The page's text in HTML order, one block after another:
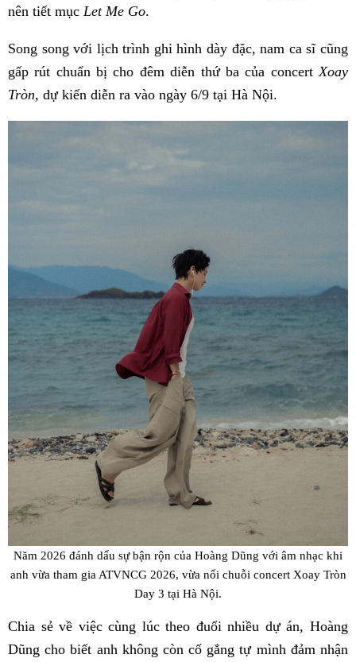
nên tiết mục Let Me Go.
Song song với lịch trình ghi hình dày đặc, nam ca sĩ cũng
gấp rút chuẩn bị cho đêm diễn thứ ba của concertXoay
Tròn, dự kiến diễn ra vào ngày 6/9 tại Hà Nội.
Năm 2026 đánh dấu sự bận rộn của Hoàng Dũng với âm nhạc khi
anh vừa tham gia ATVNCG 2026, vừa nối chuỗi concert Xoay Tròn
Day 3 tại Hà Nội.
Chia sẻ về việc cùng lúc theo đuổi nhiều dự án, Hoàng
Dũng cho biết anh không còn cố gắng tự mình đảm nhận